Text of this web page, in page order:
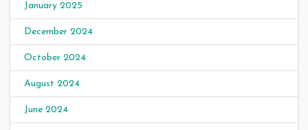
January 2025
December 2024
October 2024
August 2024
June 2024